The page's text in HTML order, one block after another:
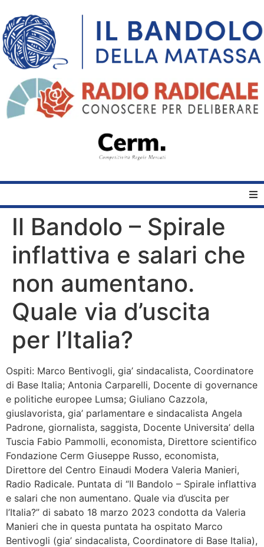
Home
Quelli del Bandolo
Bandolo
Connessioni
Fondazione CERM – Idee
Il Bandolo – Spirale
inflattiva e salari che
non aumentano.
Quale via d’uscita
per l’Italia?
Ospiti: Marco Bentivogli, gia’ sindacalista, Coordinatore
di Base Italia; Antonia Carparelli, Docente di governance
e politiche europee Lumsa; Giuliano Cazzola,
giuslavorista, gia’ parlamentare e sindacalista Angela
Padrone, giornalista, saggista, Docente Universita’ della
Tuscia Fabio Pammolli, economista, Direttore scientifico
Fondazione Cerm Giuseppe Russo, economista,
Direttore del Centro Einaudi Modera Valeria Manieri,
Radio Radicale. Puntata di “Il Bandolo – Spirale inflattiva
e salari che non aumentano. Quale via d’uscita per
l’Italia?” di sabato 18 marzo 2023 condotta da Valeria
Manieri che in questa puntata ha ospitato Marco
Bentivogli (gia’ sindacalista, Coordinatore di Base Italia),